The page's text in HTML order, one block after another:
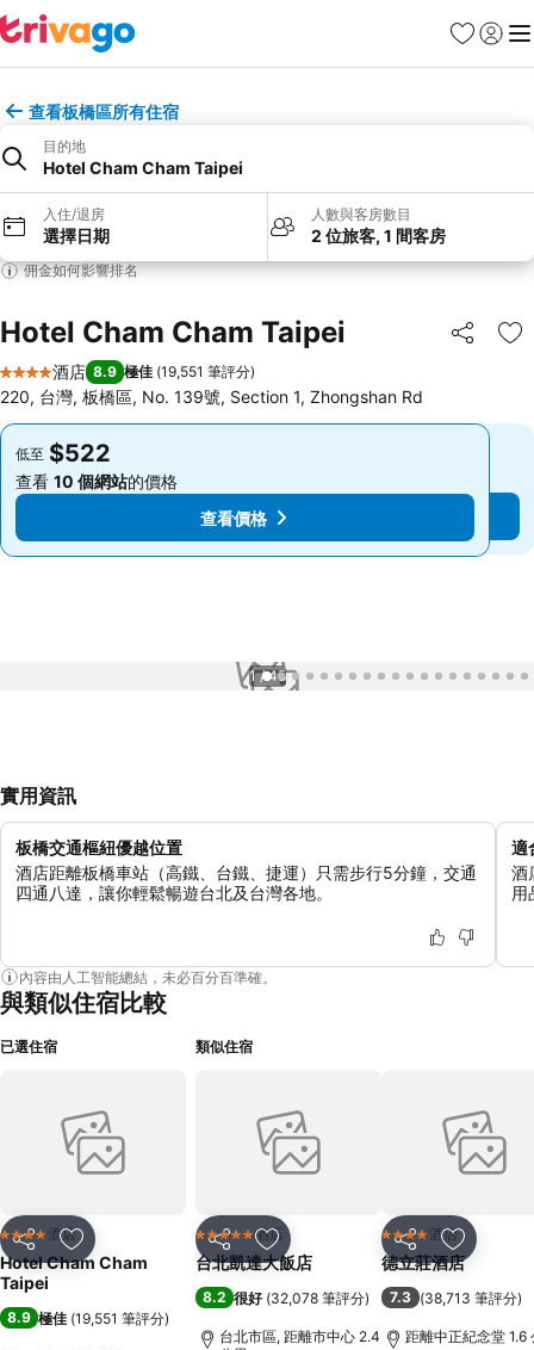
收藏夾
登入 選
查看板橋區所有住宿
目的地
Hotel Cham Cham Taipei
入住/退房
選擇日期
人數與客房數目
2 位旅客, 1 間客房
佣金如何影響排名
Hotel Cham Cham Taipei 分享
放
4 星級
酒店 8.9 極佳 (19,551 筆評分)
220, 台灣, 板橋區, No. 139號, Section 1, Zhongshan Rd
低至 $522
查看 10 個網站的價格
查看價格
低至 $522
查看 10 個網站的價格
查看價格
1 / 45
實用資訊
板橋交通樞紐優越位置
酒店距離板橋車站（高鐵、台鐵、捷運）只需步行5分鐘，交通
四通八達，讓你輕鬆暢遊台北及台灣各地。
適
酒
用
內容由人工智能總結，未必百分百準確。
與類似住宿比較
已選住宿
分享 放到收藏夾
4 星級 酒店
Hotel Cham Cham
Taipei
8.9 極佳 (19,551 筆評分)
類似住宿
分享 放到收藏夾
5 星級 酒店
台北凱達大飯店
8.2 很好 (32,078 筆評分)
台北市區, 距離市中心 2.4
分享 放到收藏
4 星級 酒店
德立莊酒店
7.3 (38,713 筆評分)
距離中正紀念堂 1.6